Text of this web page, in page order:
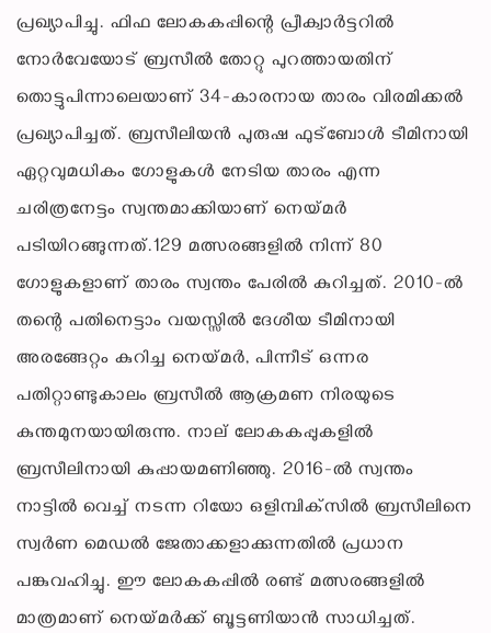
പ്രഖ്യാപിച്ചു. ഫിഫ ലോകകപ്പിന്റെ പ്രീക്വാര്‍ട്ടറില്‍
നോര്‍വേയോട് ബ്രസീല്‍ തോറ്റു പുറത്തായതിന്
തൊട്ടുപിന്നാലെയാണ് 34-കാരനായ താരം വിരമിക്കല്‍
പ്രഖ്യാപിച്ചത്. ബ്രസീലിയന്‍ പുരുഷ ഫുട്‌ബോള്‍ ടീമിനായി
ഏറ്റവുമധികം ഗോളുകള്‍ നേടിയ താരം എന്ന
ചരിത്രനേട്ടം സ്വന്തമാക്കിയാണ് നെയ്മര്‍
പടിയിറങ്ങുന്നത്.129 മത്സരങ്ങളില്‍ നിന്ന് 80
ഗോളുകളാണ് താരം സ്വന്തം പേരില്‍ കുറിച്ചത്. 2010-ല്‍
തന്റെ പതിനെട്ടാം വയസ്സില്‍ ദേശീയ ടീമിനായി
അരങ്ങേറ്റം കുറിച്ച നെയ്മര്‍, പിന്നീട് ഒന്നര
പതിറ്റാണ്ടുകാലം ബ്രസീല്‍ ആക്രമണ നിരയുടെ
കുന്തമുനയായിരുന്നു. നാല് ലോകകപ്പുകളില്‍
ബ്രസീലിനായി കുപ്പായമണിഞ്ഞു. 2016-ല്‍ സ്വന്തം
നാട്ടില്‍ വെച്ച് നടന്ന റിയോ ഒളിമ്പിക്‌സില്‍ ബ്രസീലിനെ
സ്വര്‍ണ മെഡല്‍ ജേതാക്കളാക്കുന്നതില്‍ പ്രധാന
പങ്കുവഹിച്ചു. ഈ ലോകകപ്പില്‍ രണ്ട് മത്സരങ്ങളില്‍
മാത്രമാണ് നെയ്മര്‍ക്ക് ബൂട്ടണിയാന്‍ സാധിച്ചത്.